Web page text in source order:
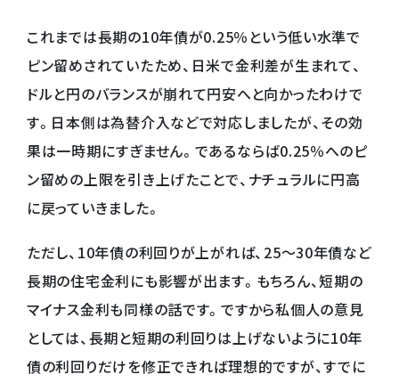
これまでは長期の10年債が0.25％という低い水準で
ピン留めされていたため、日米で金利差が生まれて、
ドルと円のバランスが崩れて円安へと向かったわけで
す。日本側は為替介入などで対応しましたが、その効
果は一時期にすぎません。であるならば0.25％へのピ
ン留めの上限を引き上げたことで、ナチュラルに円高
に戻っていきました。
ただし、10年債の利回りが上がれば、25～30年債など
長期の住宅金利にも影響が出ます。もちろん、短期の
マイナス金利も同様の話です。ですから私個人の意見
としては、長期と短期の利回りは上げないように10年
債の利回りだけを修正できれば理想的ですが、すでに